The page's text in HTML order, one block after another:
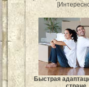
Быстрая